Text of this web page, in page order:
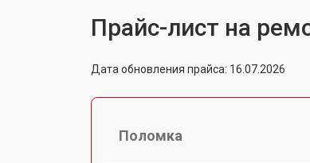
Прайс-лист на
Дата обновления прайса: 16.07.2026
Поломка